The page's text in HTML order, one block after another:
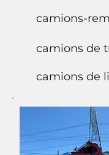
camions-
camions de
camions de